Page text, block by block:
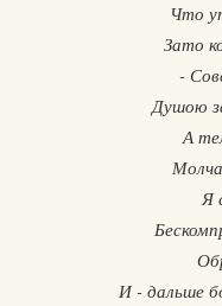
Что
Зато
-
Душою
А
Я
И - дальше